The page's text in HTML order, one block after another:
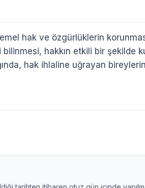
hak ve özgürlüklerin
hakkın etkili bir şekilde
hak ihlaline uğrayan